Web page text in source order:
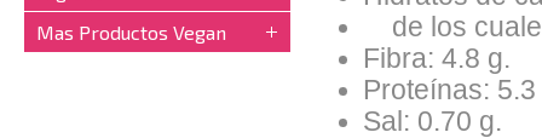
Mas Productos Vegan
de los
Fibra: 4.8 g.
Proteínas: 5.3
Sal: 0.70 g.